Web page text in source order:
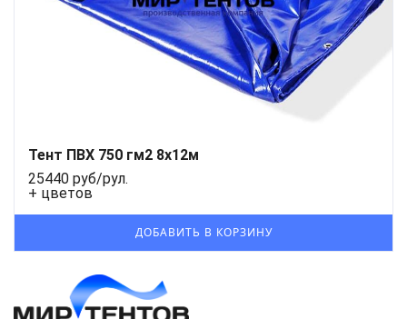
Тент ПВХ 750 гм2 8x12м
25440 руб/рул.
+ цветов